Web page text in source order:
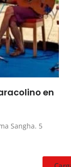
en
Sangha. 5